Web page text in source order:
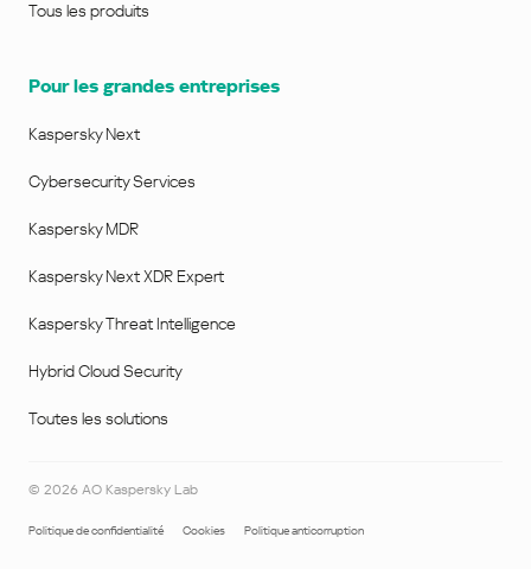
Tous les produits
Pour les grandes entreprises
Kaspersky Next
Cybersecurity Services
Kaspersky MDR
Kaspersky Next XDR Expert
Kaspersky Threat Intelligence
Hybrid Cloud Security
Toutes les solutions
© 2026 AO Kaspersky Lab
Politique de confidentialité Cookies Politique anticorruption